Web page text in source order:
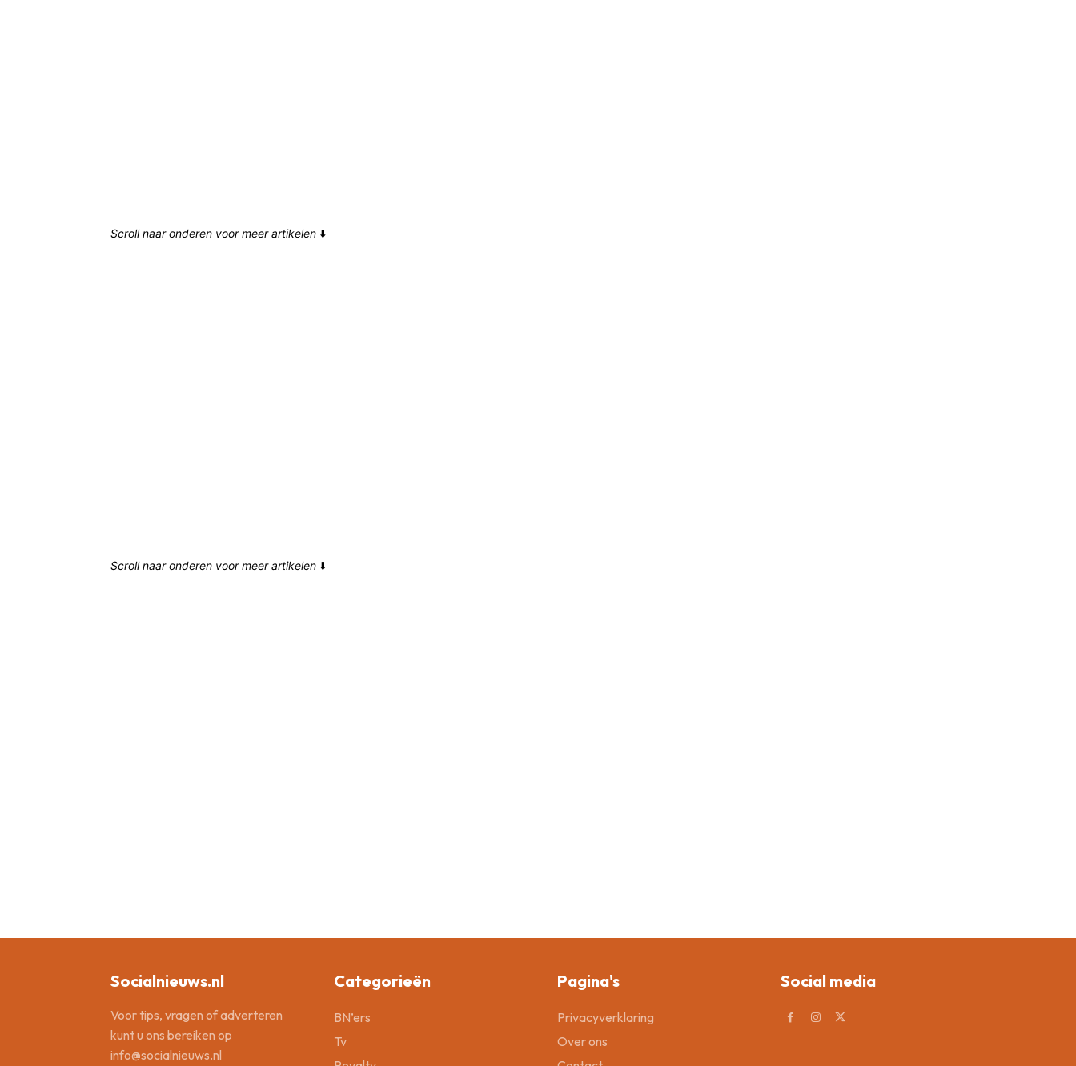
Scroll naar onderen voor meer artikelen ⬇️
Scroll naar onderen voor meer artikelen ⬇️
Socialnieuws.nl
Voor tips, vragen of adverteren
kunt u ons bereiken op
info@socialnieuws.nl
Categorieën
BN’ers
Tv
Pagina's
Privacyverklaring
Over ons
Social media